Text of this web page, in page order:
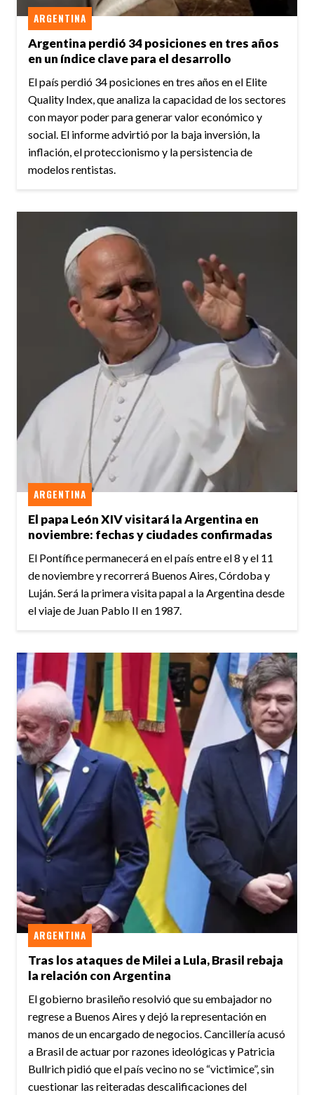
Argentina perdió 34 posiciones en tres años
en un índice clave para el desarrollo
ARGENTINA
El país perdió 34 posiciones en tres años en el Elite
Quality Index, que analiza la capacidad de los sectores
con mayor poder para generar valor económico y
social. El informe advirtió por la baja inversión, la
inflación, el proteccionismo y la persistencia de
modelos rentistas.
El papa León XIV visitará la Argentina en
noviembre: fechas y ciudades confirmadas
ARGENTINA
El Pontífice permanecerá en el país entre el 8 y el 11
de noviembre y recorrerá Buenos Aires, Córdoba y
Luján. Será la primera visita papal a la Argentina desde
el viaje de Juan Pablo II en 1987.
Tras los ataques de Milei a Lula, Brasil rebaja
la relación con Argentina
ARGENTINA
El gobierno brasileño resolvió que su embajador no
regrese a Buenos Aires y dejó la representación en
manos de un encargado de negocios. Cancillería acusó
a Brasil de actuar por razones ideológicas y Patricia
Bullrich pidió que el país vecino no se “victimice”, sin
cuestionar las reiteradas descalificaciones del